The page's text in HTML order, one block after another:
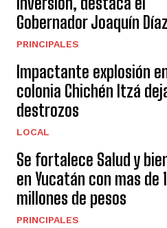
Gobernador Joaquín
PRINCIPALES
Impactante explosión
colonia Chichén Itzá
destrozos
LOCAL
Se fortalece Salud y
en Yucatán con mas de
millones de pesos
PRINCIPALES